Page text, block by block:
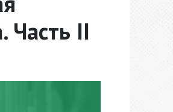
Часть II